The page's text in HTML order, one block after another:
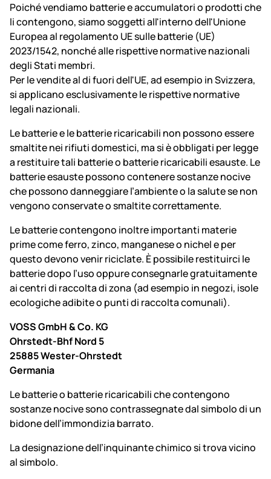
Poiché vendiamo batterie e accumulatori o prodotti che
li contengono, siamo soggetti all'interno dell'Unione
Europea al regolamento UE sulle batterie (UE)
2023/1542, nonché alle rispettive normative nazionali
degli Stati membri.
Per le vendite al di fuori dell'UE, ad esempio in Svizzera,
si applicano esclusivamente le rispettive normative
legali nazionali.
Le batterie e le batterie ricaricabili non possono essere
smaltite nei rifiuti domestici, ma si è obbligati per legge
a restituire tali batterie o batterie ricaricabili esauste. Le
batterie esauste possono contenere sostanze nocive
che possono danneggiare l’ambiente o la salute se non
vengono conservate o smaltite correttamente.
Le batterie contengono inoltre importanti materie
prime come ferro, zinco, manganese o nichel e per
questo devono venir riciclate. È possibile restituirci le
batterie dopo l’uso oppure consegnarle gratuitamente
ai centri di raccolta di zona (ad esempio in negozi, isole
ecologiche adibite o punti di raccolta comunali).
VOSS GmbH & Co. KG
Ohrstedt-Bhf Nord 5
25885 Wester-Ohrstedt
Germania
Le batterie o batterie ricaricabili che contengono
sostanze nocive sono contrassegnate dal simbolo di un
bidone dell’immondizia barrato.
La designazione dell’inquinante chimico si trova vicino
al simbolo.